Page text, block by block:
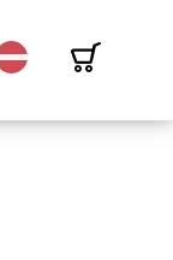
Latvijas